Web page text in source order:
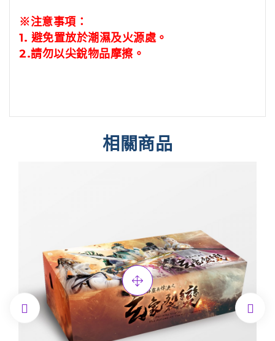
※注意事項：
1. 避免置放於潮濕及火源處。
2.請勿以尖銳物品摩擦。
相關商品
 